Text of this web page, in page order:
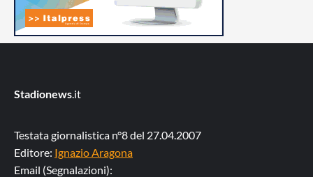
Stadionews .it
Testata giornalistica n°8 del 27.04.2007
Editore: Ignazio Aragona
Email (Segnalazioni):